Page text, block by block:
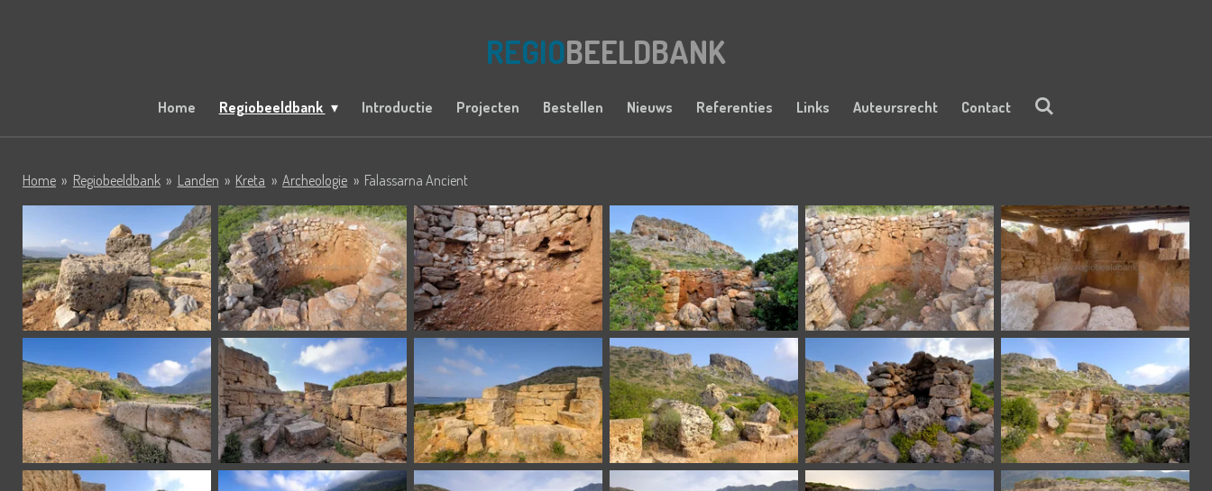
REGIOBEELDBANK
Home Regiobeeldbank Introductie Projecten Bestellen Nieuws Referenties Links Auteursrecht Contact
Home » Regiobeeldbank » Landen » Kreta » Archeologie » Falassarna Ancient